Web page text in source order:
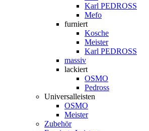
Karl PEDROSS
Mefo
furniert
Kosche
Meister
Karl PEDROSS
massiv
lackiert
OSMO
Pedross
Universalleisten
OSMO
Meister
Zubehör